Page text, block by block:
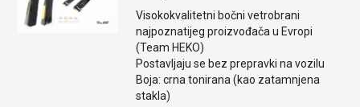
Visokokvalitetni bočni vetrobrani
najpoznatijeg proizvođača u Evropi
(Team HEKO)
Postavljaju se bez prepravki na vozilu
Boja: crna tonirana (kao zatamnjena
stakla)